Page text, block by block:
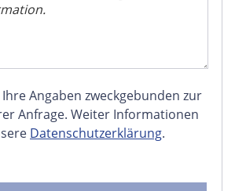
Angaben zweckgebunden zur
Anfrage. Weiter Informationen
Datenschutzerklärung.